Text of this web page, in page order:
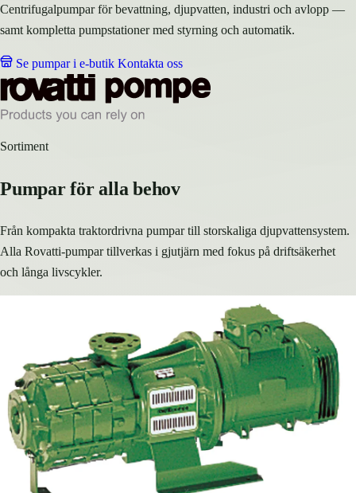
Centrifugalpumpar för bevattning, djupvatten, industri och avlopp —
samt kompletta pumpstationer med styrning och automatik.
Se pumpar i e-butik Kontakta oss
Sortiment
Pumpar för alla behov
Från kompakta traktordrivna pumpar till storskaliga djupvattensystem.
Alla Rovatti-pumpar tillverkas i gjutjärn med fokus på driftsäkerhet
och långa livscykler.